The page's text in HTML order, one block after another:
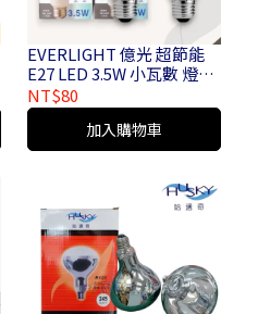
EVERLIGHT 億光 超節能
E27 LED 3.5W 小瓦數 燈泡
迷你型 白光/黃光
NT$80
加入購物車